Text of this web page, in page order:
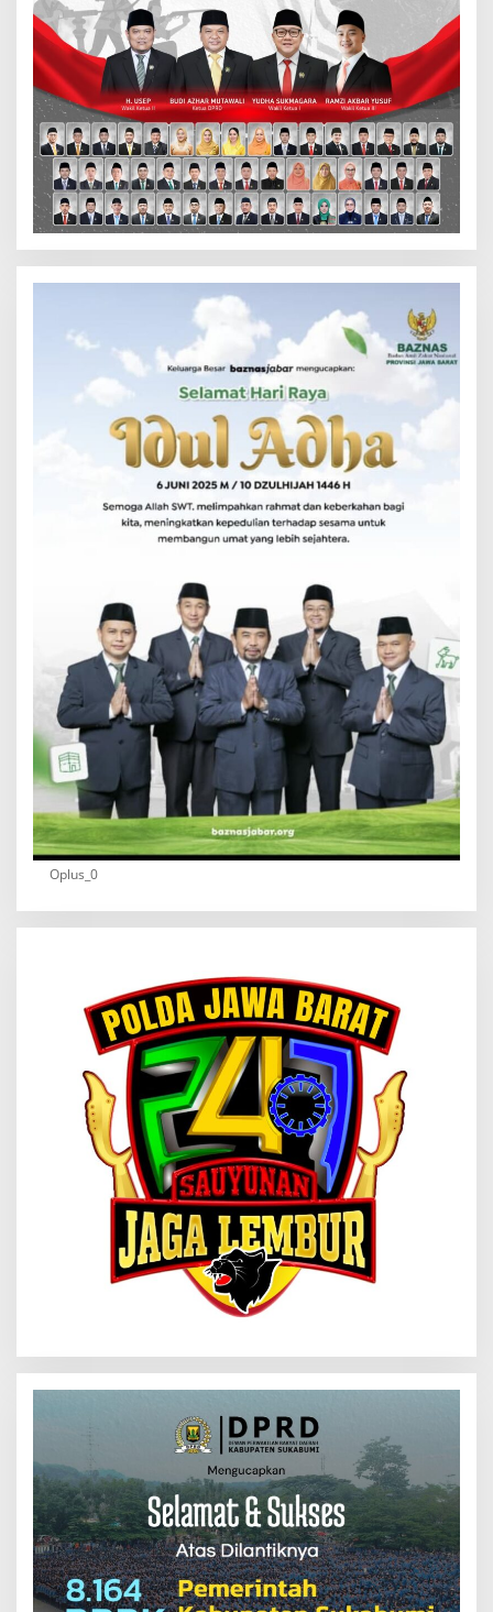
Oplus_0